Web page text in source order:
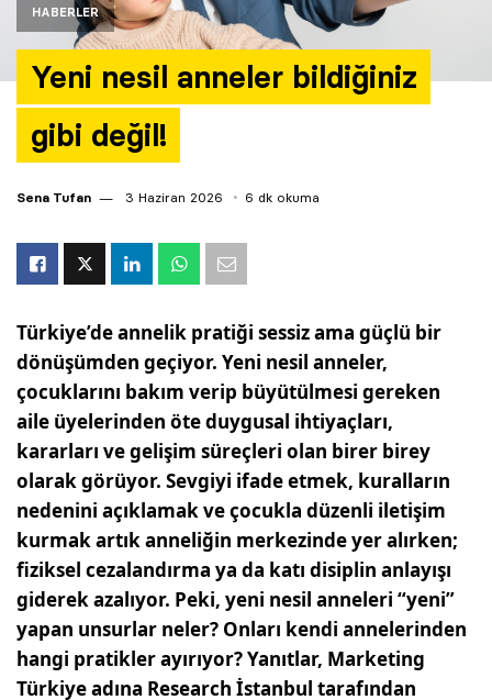
HABERLER
Yeni nesil anneler bildiğiniz
gibi değil!
Sena Tufan 3 Haziran 2026 6 dk okuma
Türkiye’de annelik pratiği sessiz ama güçlü bir
dönüşümden geçiyor. Yeni nesil anneler,
çocuklarını bakım verip büyütülmesi gereken
aile üyelerinden öte duygusal ihtiyaçları,
kararları ve gelişim süreçleri olan birer birey
olarak görüyor. Sevgiyi ifade etmek, kuralların
nedenini açıklamak ve çocukla düzenli iletişim
kurmak artık anneliğin merkezinde yer alırken;
fiziksel cezalandırma ya da katı disiplin anlayışı
giderek azalıyor. Peki, yeni nesil anneleri “yeni”
yapan unsurlar neler? Onları kendi annelerinden
hangi pratikler ayırıyor? Yanıtlar, Marketing
Türkiye adına Research İstanbul tarafından